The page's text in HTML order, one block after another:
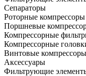
Сепараторы
Роторные компрессоры
Поршневые
Компрессорные
Компрессорные
Винтовые компрессоры
Аксессуары
Фильтрующие